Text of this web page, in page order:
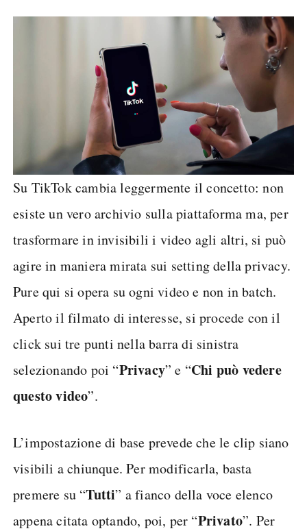
Su TikTok cambia leggermente il concetto: non
esiste un vero archivio sulla piattaforma ma, per
trasformare in invisibili i video agli altri, si può
agire in maniera mirata sui setting della privacy.
Pure qui si opera su ogni video e non in batch.
Aperto il filmato di interesse, si procede con il
click sui tre punti nella barra di sinistra
selezionando poi “Privacy” e “Chi può vedere
questo video”.
L’impostazione di base prevede che le clip siano
visibili a chiunque. Per modificarla, basta
premere su “Tutti” a fianco della voce elenco
appena citata optando, poi, per “Privato”. Per